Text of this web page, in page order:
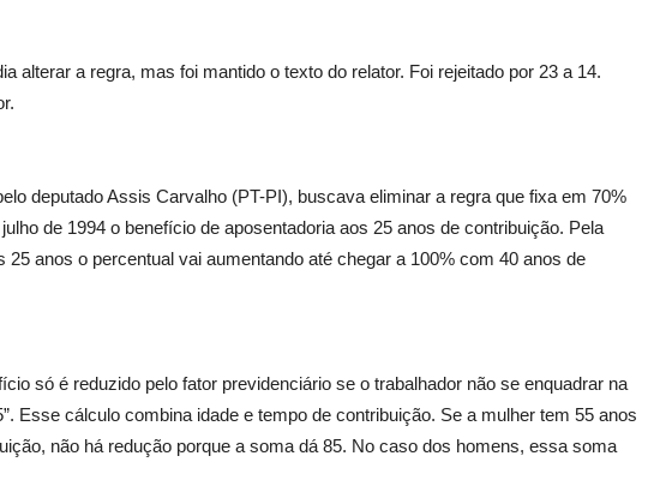
alterar a regra, mas foi mantido o texto do relator. Foi rejeitado por 23 a 14.
deputado Assis Carvalho (PT-PI), buscava eliminar a regra que fixa em 70%
de 1994 o benefício de aposentadoria aos 25 anos de contribuição. Pela
25 anos o percentual vai aumentando até chegar a 100% com 40 anos de
só é reduzido pelo fator previdenciário se o trabalhador não se enquadrar na
Esse cálculo combina idade e tempo de contribuição. Se a mulher tem 55 anos
não há redução porque a soma dá 85. No caso dos homens, essa soma